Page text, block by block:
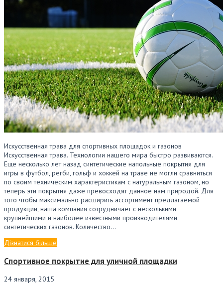
Искусственная трава для спортивных площадок и газонов
Искусственная трава. Технологии нашего мира быстро развиваются.
Еще несколько лет назад синтетические напольные покрытия для
игры в футбол, регби, гольф и хоккей на траве не могли сравниться
по своим техническим характеристикам с натуральным газоном, но
теперь эти покрытия даже превосходят данное нам природой. Для
того чтобы максимально расширить ассортимент предлагаемой
продукции, наша компания сотрудничает с несколькими
крупнейшими и наиболее известными производителями
синтетических газонов. Количество…
Дізнатися більше
Спортивное покрытие для уличной площадки
24 января, 2015